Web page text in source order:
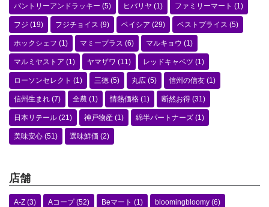
パントリーアンドラッキー (5) ヒバリヤ (1) ファミリーマート (1)
フジ (19) フジチョイス (9) ベイシア (29) ベストプライス (5)
ホックシェフ (1) マミープラス (6) マルキョウ (1)
マルミヤストア (1) ヤマザワ (11) レッドキャベツ (1)
ローソンセレクト (1) 三徳 (5) 丸広 (5) 信州の信友 (1)
信州生まれ (7) 全農 (1) 情熱価格 (1) 断然お得 (31)
日本リテール (21) 神戸物産 (1) 綿半パートナーズ (1)
美味安心 (51) 選味鮮価 (2)
店舗
A-Z (3) Aコープ(52) Beマート (1) bloomingbloomy (6)